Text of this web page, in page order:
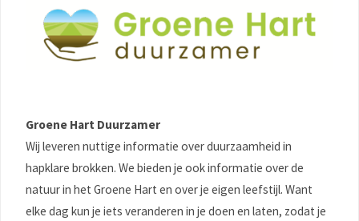
Groene Hart Duurzamer
Wij leveren nuttige informatie over duurzaamheid in
hapklare brokken. We bieden je ook informatie over de
natuur in het Groene Hart en over je eigen leefstijl. Want
elke dag kun je iets veranderen in je doen en laten, zodat je